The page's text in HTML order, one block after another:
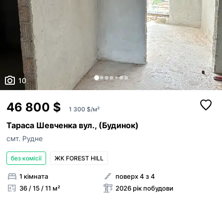
10
46 800 $ 1 300 $/м²
Тараса Шевченка вул., (Будинок)
смт. Рудне
без комісії ЖК FOREST HILL
1 кімната
36 / 15 / 11 м²
поверх 4 з 4
2026 рік побудови